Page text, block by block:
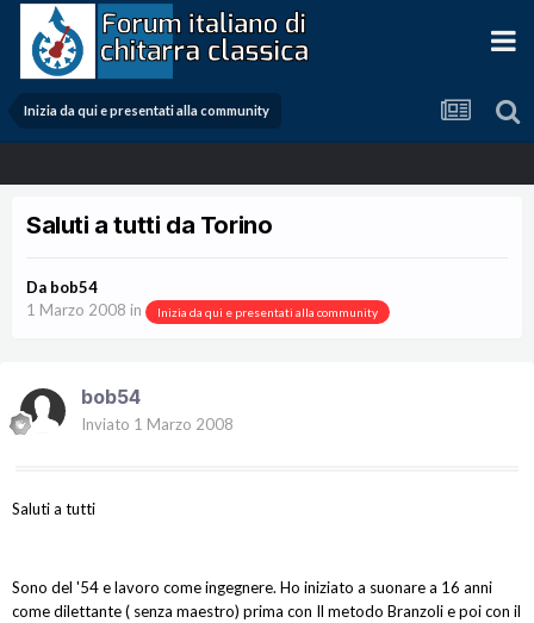
Inizia da qui e presentati alla community
Saluti a tutti da Torino
Da bob54
1 Marzo 2008 in Inizia da qui e presentati alla community
bob54
Inviato 1 Marzo 2008
Saluti a tutti
Sono del '54 e lavoro come ingegnere. Ho iniziato a suonare a 16 anni
come dilettante ( senza maestro) prima con Il metodo Branzoli e poi con il